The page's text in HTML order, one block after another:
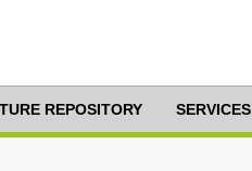
REPOSITORY SERVICES